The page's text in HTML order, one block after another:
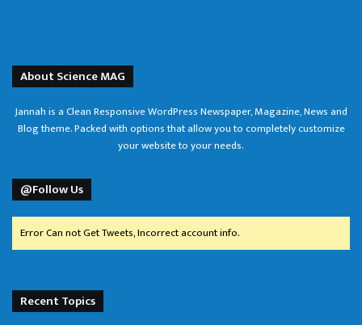
About Science MAG
Jannah is a Clean Responsive WordPress Newspaper, Magazine, News and
Blog theme. Packed with options that allow you to completely customize
your website to your needs.
@Follow Us
Error Can not Get Tweets, Incorrect account info.
Recent Topics